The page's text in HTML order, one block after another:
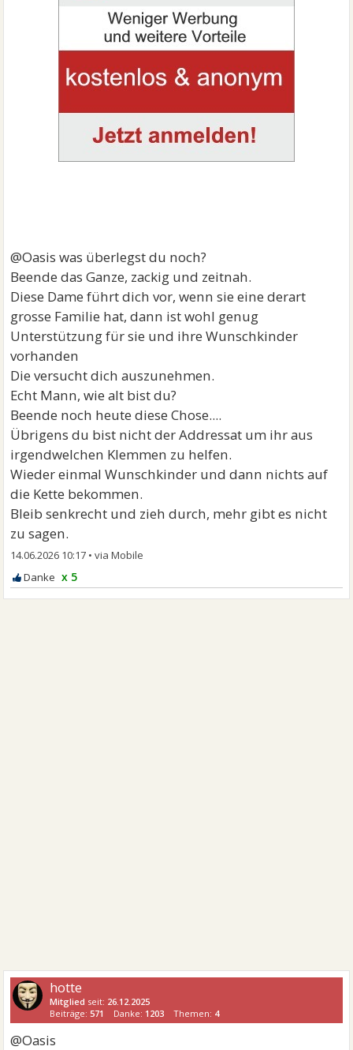
@Oasis was überlegst du noch?
Beende das Ganze, zackig und zeitnah.
Diese Dame führt dich vor, wenn sie eine derart
grosse Familie hat, dann ist wohl genug
Unterstützung für sie und ihre Wunschkinder
vorhanden
Die versucht dich auszunehmen.
Echt Mann, wie alt bist du?
Beende noch heute diese Chose....
Übrigens du bist nicht der Addressat um ihr aus
irgendwelchen Klemmen zu helfen.
Wieder einmal Wunschkinder und dann nichts auf
die Kette bekommen.
Bleib senkrecht und zieh durch, mehr gibt es nicht
zu sagen.
14.06.2026 10:17 •
x 5
hotte
Mitglied seit: 26.12.2025
Beiträge:571 Danke: 1203 Themen: 4
@Oasis